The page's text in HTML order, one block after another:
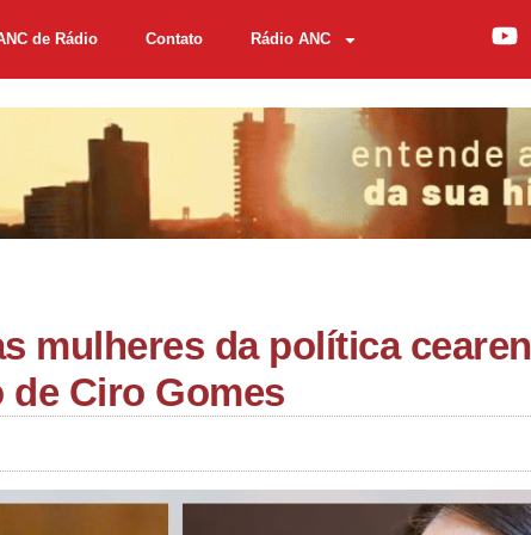
de Rádio Contato Rádio ANC
mulheres da política
de Ciro Gomes